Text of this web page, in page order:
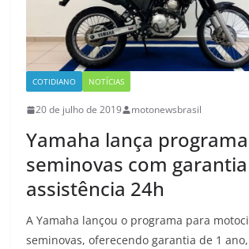
COTIDIANO NOTÍCIAS
20 de julho de 2019 motonewsbrasil
Yamaha lança
seminovas com
assistência 24h
A Yamaha lançou o programa para
seminovas, oferecendo garantia de 1 ano,